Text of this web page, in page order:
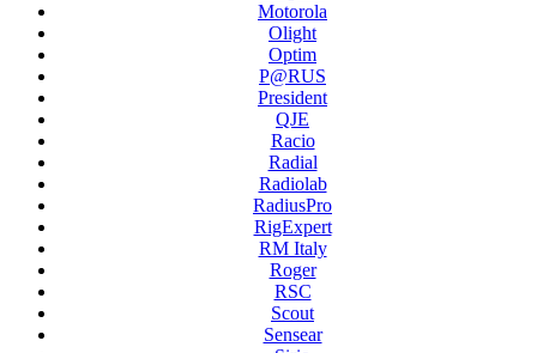
Motorola
Olight
Optim
P@RUS
President
QJE
Racio
Radial
Radiolab
RadiusPro
RigExpert
RM Italy
Roger
RSC
Scout
Sensear